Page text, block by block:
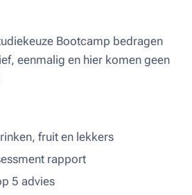
Bootcamp bedragen
eenmalig en hier komen geen
fruit en lekkers
rapport
5 advies